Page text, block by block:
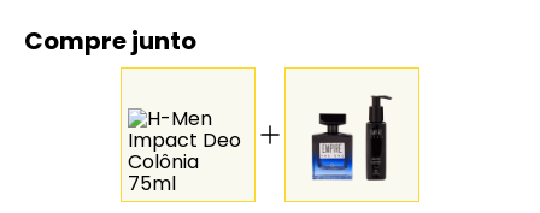
Compre junto